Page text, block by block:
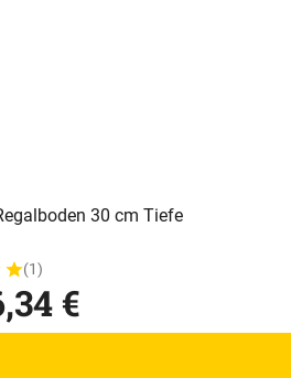
30 cm Tiefe
5 von 5 (1 Bewertungen)
(1)
,34 €